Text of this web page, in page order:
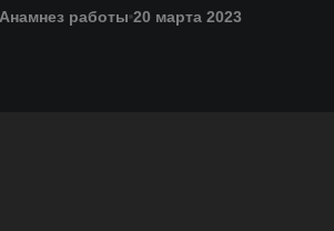
Анамнез работы 20 марта 2023